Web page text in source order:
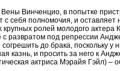
Вены Винченцио, в попытке
с себя полномочия, и
крупных ролей молодого
с развратом под репрессии
согрешить до брака, поскольку у
казнь, и просить за него к
актриса Мэрайя Гэйл) –